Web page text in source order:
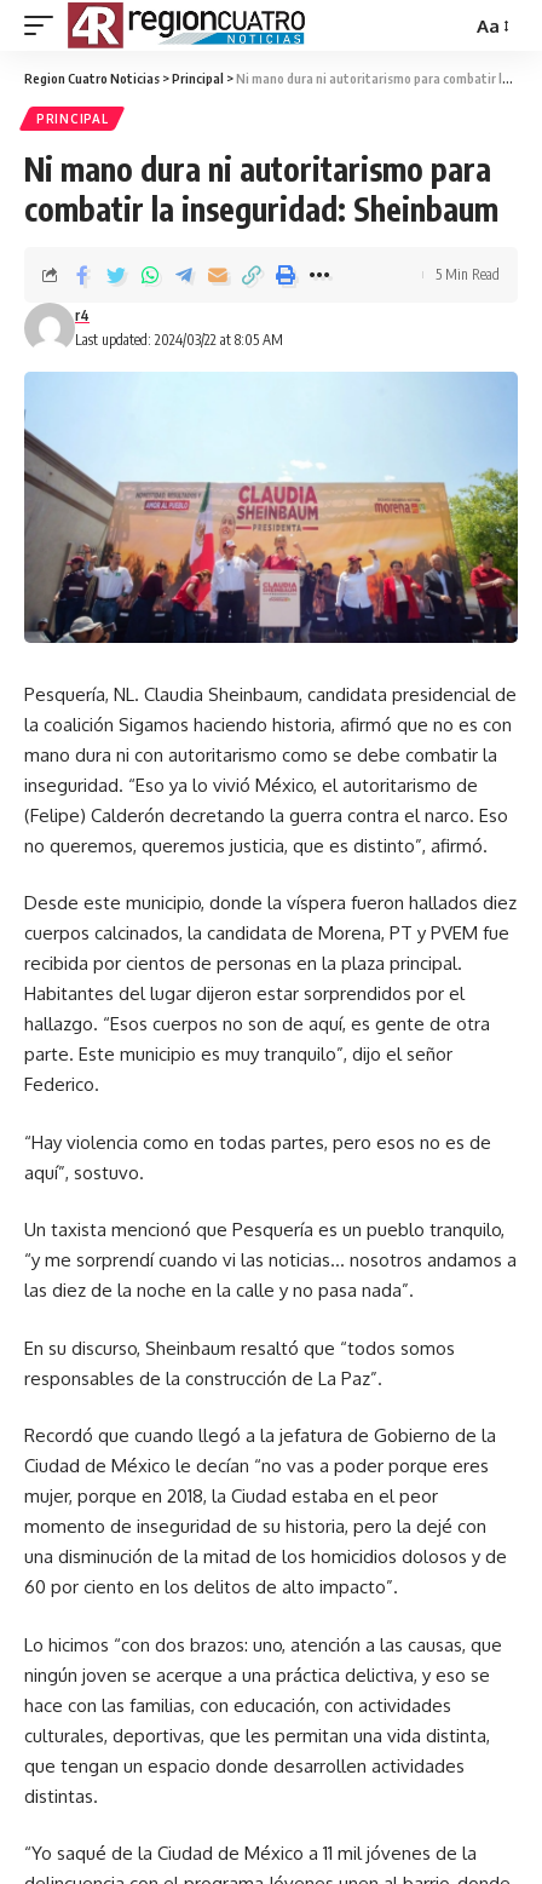
Aa
Region Cuatro Noticias >Principal >Ni mano dura ni autoritarismo para combatir la inseguridad: Sheinbaum
PRINCIPAL
Ni mano dura ni autoritarismo para
combatir la inseguridad: Sheinbaum
Last updated: 2024/03/22 at 8:05 AM
r4
5 Min Read
Pesquería, NL. Claudia Sheinbaum, candidata presidencial de
la coalición Sigamos haciendo historia, afirmó que no es con
mano dura ni con autoritarismo como se debe combatir la
inseguridad. “Eso ya lo vivió México, el autoritarismo de
(Felipe) Calderón decretando la guerra contra el narco. Eso
no queremos, queremos justicia, que es distinto”, afirmó.
Desde este municipio, donde la víspera fueron hallados diez
cuerpos calcinados, la candidata de Morena, PT y PVEM fue
recibida por cientos de personas en la plaza principal.
Habitantes del lugar dijeron estar sorprendidos por el
hallazgo. “Esos cuerpos no son de aquí, es gente de otra
parte. Este municipio es muy tranquilo”, dijo el señor
Federico.
“Hay violencia como en todas partes, pero esos no es de
aquí”, sostuvo.
Un taxista mencionó que Pesquería es un pueblo tranquilo,
“y me sorprendí cuando vi las noticias… nosotros andamos a
las diez de la noche en la calle y no pasa nada”.
En su discurso, Sheinbaum resaltó que “todos somos
responsables de la construcción de La Paz”.
Recordó que cuando llegó a la jefatura de Gobierno de la
Ciudad de México le decían “no vas a poder porque eres
mujer, porque en 2018, la Ciudad estaba en el peor
momento de inseguridad de su historia, pero la dejé con
una disminución de la mitad de los homicidios dolosos y de
60 por ciento en los delitos de alto impacto”.
Lo hicimos “con dos brazos: uno, atención a las causas, que
ningún joven se acerque a una práctica delictiva, y eso se
hace con las familias, con educación, con actividades
culturales, deportivas, que les permitan una vida distinta,
que tengan un espacio donde desarrollen actividades
distintas.
“Yo saqué de la Ciudad de México a 11 mil jóvenes de la